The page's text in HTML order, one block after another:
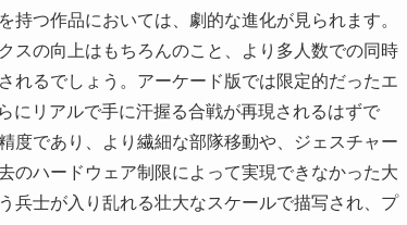
つ作品においては、劇的な進化が見られます。
スの向上はもちろんのこと、より多人数での同時
れるでしょう。アーケード版では限定的だったエ
にリアルで手に汗握る合戦が再現されるはずで
度であり、より繊細な部隊移動や、ジェスチャー
のハードウェア制限によって実現できなかった大
兵士が入り乱れる壮大なスケールで描写され、プ